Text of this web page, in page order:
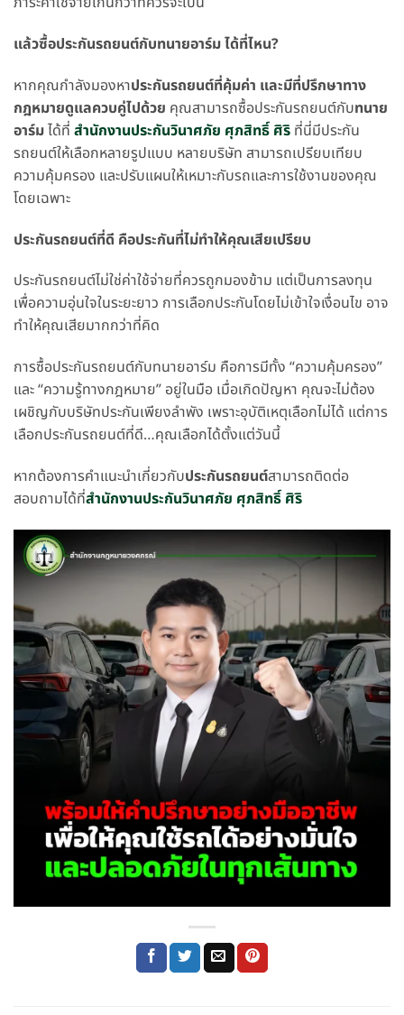
แล้วซื้อประกันรถยนต์กับทนายอาร์ม ได้ที่ไหน?
หากคุณกำลังมองหาประกันรถยนต์ที่คุ้มค่า และมีที่ปรึกษาทาง
กฎหมายดูแลควบคู่ไปด้วย คุณสามารถซื้อประกันรถยนต์กับทนาย
อาร์มได้ที่ สำนักงานประกันวินาศภัย ศุภสิทธิ์ ศิริ ที่นี่มีประกัน
รถยนต์ให้เลือกหลายรูปแบบ หลายบริษัท สามารถเปรียบเทียบ
ความคุ้มครอง และปรับแผนให้เหมาะกับรถและการใช้งานของคุณ
โดยเฉพาะ
ประกันรถยนต์ที่ดี คือประกันที่ไม่ทำให้คุณเสียเปรียบ
ประกันรถยนต์ไม่ใช่ค่าใช้จ่ายที่ควรถูกมองข้าม แต่เป็นการลงทุน
เพื่อความอุ่นใจในระยะยาว การเลือกประกันโดยไม่เข้าใจเงื่อนไข อาจ
ทำให้คุณเสียมากกว่าที่คิด
การซื้อประกันรถยนต์กับทนายอาร์ม คือการมีทั้ง “ความคุ้มครอง”
และ “ความรู้ทางกฎหมาย” อยู่ในมือ เมื่อเกิดปัญหา คุณจะไม่ต้อง
เผชิญกับบริษัทประกันเพียงลำพัง เพราะอุบัติเหตุเลือกไม่ได้ แต่การ
เลือกประกันรถยนต์ที่ดี…คุณเลือกได้ตั้งแต่วันนี้
หากต้องการคำแนะนำเกี่ยวกับประกันรถยนต์สามารถติดต่อ
สอบถามได้ที่สำนักงานประกันวินาศภัย ศุภสิทธิ์ ศิริ